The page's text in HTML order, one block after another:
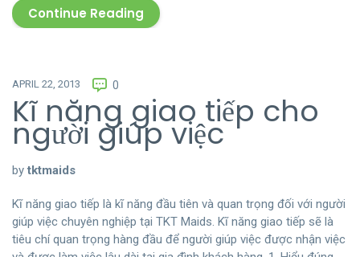
Continue Reading
APRIL 22, 2013 0
Kĩ năng giao tiếp cho
người giúp việc
by tktmaids
Kĩ năng giao tiếp là kĩ năng đầu tiên và quan trọng đối với người
giúp việc chuyên nghiệp tại TKT Maids. Kĩ năng giao tiếp sẽ là
tiêu chí quan trọng hàng đầu để người giúp việc được nhận việc